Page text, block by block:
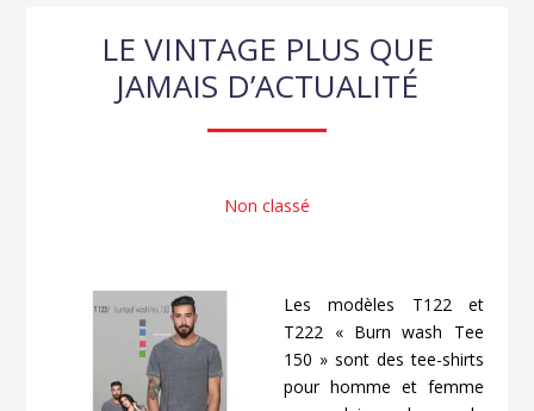
LE VINTAGE PLUS QUE
JAMAIS D’ACTUALITÉ
Non classé
Les modèles T122 et
T222 « Burn wash Tee
150 » sont des tee-shirts
pour homme et femme